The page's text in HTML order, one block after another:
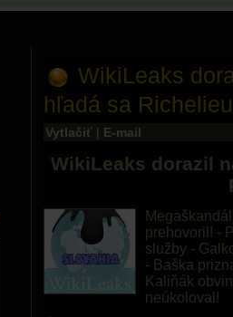
WikiLeaks
hľadá sa Richelieu
Vytlačiť | E-mail
WikiLeaks dorazil
prehovoril! -
služby -
- Baška
Kaliňák
neúkoloval!